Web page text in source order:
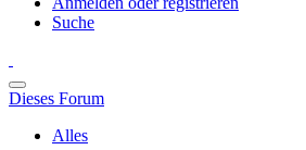
Suche
Dieses Forum
Alles